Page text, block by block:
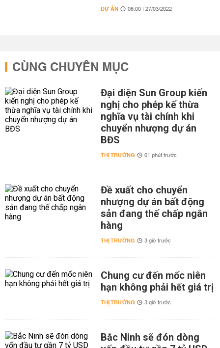
DỰ ÁN 08:00 | 27/03/2022
CÙNG CHUYÊN MỤC
Đại diện Sun Group kiến
nghị cho phép kế thừa
nghĩa vụ tài chính khi
chuyển nhượng dự án
BĐS
THỊ TRƯỜNG 01 phút trước
Đề xuất cho chuyển
nhượng dự án bất động
sản đang thế chấp ngân
hàng
THỊ TRƯỜNG 3 giờ trước
Chung cư đến mốc niên
hạn không phải hết giá trị
THỊ TRƯỜNG 3 giờ trước
Bắc Ninh sẽ đón dòng